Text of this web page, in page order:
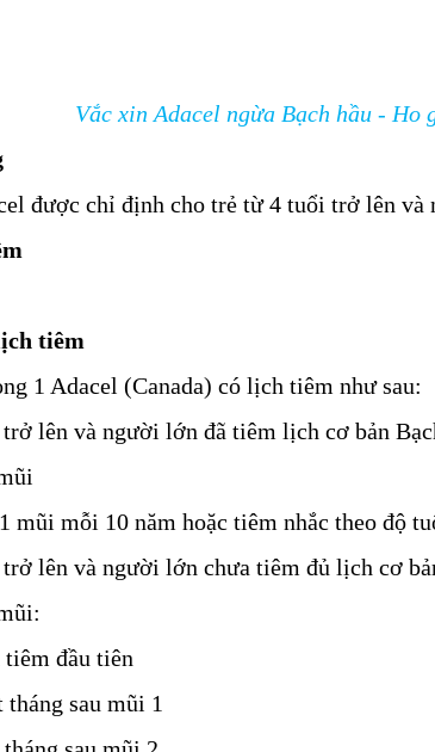
Vắc xin Adacel ngừa Bạch hầu - Ho
được chỉ định cho trẻ từ 4 tuổi trở lên và
tiêm
1 Adacel (Canada) có lịch tiêm như sau:
lên và người lớn đã tiêm lịch cơ bản
mũi mỗi 10 năm hoặc tiêm nhắc theo độ
lên và người lớn chưa tiêm đủ lịch cơ
đầu tiên
sau mũi 1